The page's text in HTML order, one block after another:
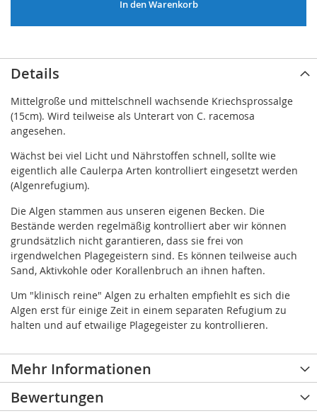
In den Warenkorb
Details
Mittelgroße und mittelschnell wachsende Kriechsprossalge
(15cm). Wird teilweise als Unterart von C. racemosa
angesehen.
Wächst bei viel Licht und Nährstoffen schnell, sollte wie
eigentlich alle Caulerpa Arten kontrolliert eingesetzt werden
(Algenrefugium).
Die Algen stammen aus unseren eigenen Becken. Die
Bestände werden regelmäßig kontrolliert aber wir können
grundsätzlich nicht garantieren, dass sie frei von
irgendwelchen Plagegeistern sind. Es können teilweise auch
Sand, Aktivkohle oder Korallenbruch an ihnen haften.
Um "klinisch reine" Algen zu erhalten empfiehlt es sich die
Algen erst für einige Zeit in einem separaten Refugium zu
halten und auf etwailige Plagegeister zu kontrollieren.
Mehr Informationen
Bewertungen